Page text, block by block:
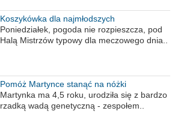
Koszykówka dla najmłodszych
Poniedziałek, pogoda nie rozpieszcza, pod
Halą Mistrzów typowy dla meczowego dnia..
Pomóż Martynce stanąć na nóżki
Martynka ma 4,5 roku, urodziła się z bardzo
rzadką wadą genetyczną - zespołem..